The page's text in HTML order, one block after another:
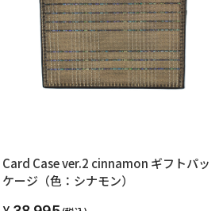
Card Case ver.2 cinnamon ギフトパッ
ケージ（色：シナモン）